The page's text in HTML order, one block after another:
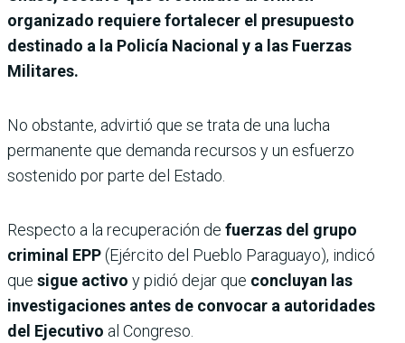
organizado requiere fortalecer el presupuesto
destinado a la Policía Nacional y a las Fuerzas
Militares.
No obstante, advirtió que se trata de una lucha
permanente que demanda recursos y un esfuerzo
sostenido por parte del Estado.
Respecto a la recuperación de fuerzas del grupo
criminal EPP(Ejército del Pueblo Paraguayo), indicó
que sigue activo y pidió dejar que concluyan las
investigaciones antes de convocar a autoridades
del Ejecutivo al Congreso.